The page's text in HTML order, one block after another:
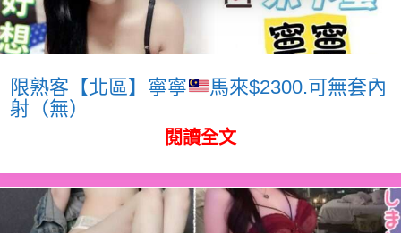
限熟客【北區】寧寧
馬來$2300.可無套內
射（無）
閱讀全文